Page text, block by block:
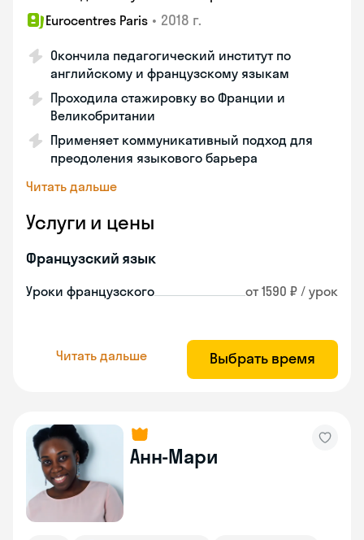
Eurocentres Paris • 2018 г.
Окончила педагогический институт по
английскому и французскому языкам
Проходила стажировку во Франции и
Великобритании
Применяет коммуникативный подход для
преодоления языкового барьера
Читать дальше
Услуги и цены
Французский язык
Уроки французского от 1590 ₽ / урок
Читать дальше Выбрать время
Анн-Мари